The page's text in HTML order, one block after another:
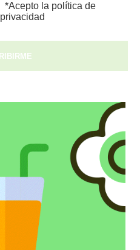
*Acepto la política de
privacidad